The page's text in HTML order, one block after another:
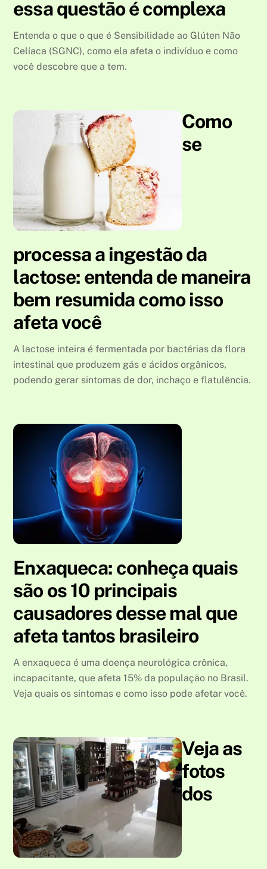
essa questão é complexa
Entenda o que o que é Sensibilidade ao Glúten Não
Celíaca (SGNC), como ela afeta o indivíduo e como
você descobre que a tem.
Como
se
processa a ingestão da
lactose: entenda de maneira
bem resumida como isso
afeta você
A lactose inteira é fermentada por bactérias da flora
intestinal que produzem gás e ácidos orgânicos,
podendo gerar sintomas de dor, inchaço e flatulência.
Enxaqueca: conheça quais
são os 10 principais
causadores desse mal que
afeta tantos brasileiro
A enxaqueca é uma doença neurológica crônica,
incapacitante, que afeta 15% da população no Brasil.
Veja quais os sintomas e como isso pode afetar você.
Veja as
fotos
dos